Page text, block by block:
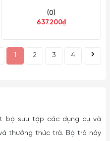
(0)
637.200₫
1 2 3 4
bộ sưu tập các dụng cụ và
thưởng thức trà. Bộ trà này